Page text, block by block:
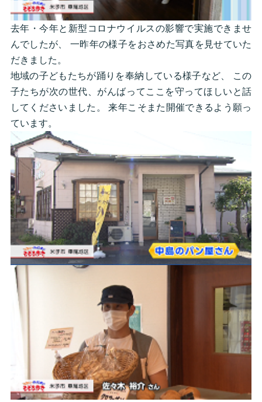
去年・今年と新型コロナウイルスの影響で実施できませ
んでしたが、 一昨年の様子をおさめた写真を見せていた
だきました。
地域の子どもたちが踊りを奉納している様子など、 この
子たちが次の世代、がんばってここを守ってほしいと話
してくださいました。 来年こそまた開催できるよう願っ
ています。